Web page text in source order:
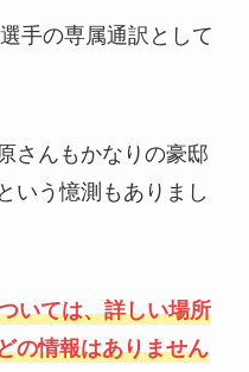
手の専属通訳として
さんもかなりの豪邸
いう憶測もありまし
いては、詳しい場所
の情報はありません